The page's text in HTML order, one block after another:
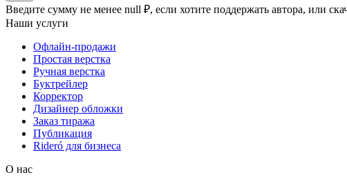
Введите сумму не менее null ₽, если хотите поддержать автора, или
Наши услуги
Офлайн-продажи
Простая верстка
Ручная верстка
Буктрейлер
Корректор
Дизайнер обложки
Заказ тиража
Публикация
Rideró для бизнеса
О нас